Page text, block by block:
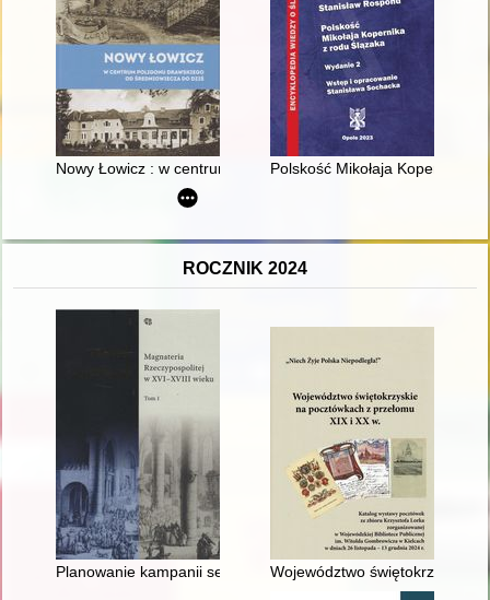
Nowy Łowicz : w centrum poligonu drawskiego od
Polskość Mikołaja Kopernika z
ROCZNIK 2024
Planowanie kampanii sejmikowych przez środowisko dworskie
Województwo świętokrzyskie